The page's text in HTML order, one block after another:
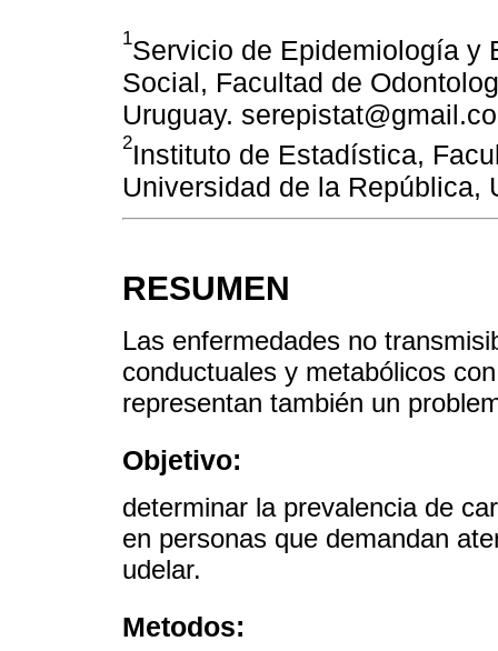
1Servicio de Epidemiología y
Social, Facultad de
Uruguay.
2Instituto de Estadística,
Universidad de la República,
RESUMEN
Las enfermedades no
conductuales y metabólicos
representan también un
Objetivo:
determinar la prevalencia de
en personas que demandan
udelar.
Metodos: